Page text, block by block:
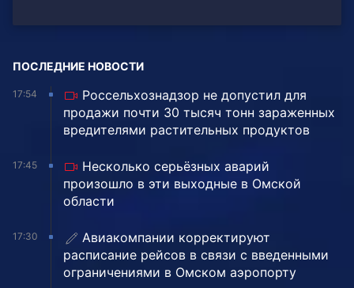
ПОСЛЕДНИЕ НОВОСТИ
17:54
Россельхознадзор не допустил для
продажи почти 30 тысяч тонн зараженных
вредителями растительных продуктов
17:45
Несколько серьёзных аварий
произошло в эти выходные в Омской
области
17:30
Авиакомпании корректируют
расписание рейсов в связи с введенными
ограничениями в Омском аэропорту